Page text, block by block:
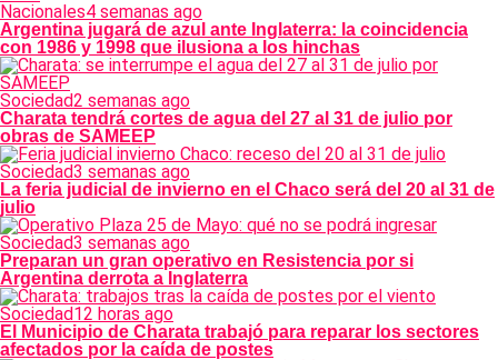
Nacionales4 semanas ago
Argentina jugará de azul ante Inglaterra: la coincidencia
con 1986 y 1998 que ilusiona a los hinchas
Sociedad2 semanas ago
Charata tendrá cortes de agua del 27 al 31 de julio por
obras de SAMEEP
Sociedad3 semanas ago
La feria judicial de invierno en el Chaco será del 20 al 31 de
julio
Sociedad3 semanas ago
Preparan un gran operativo en Resistencia por si
Argentina derrota a Inglaterra
Sociedad12 horas ago
El Municipio de Charata trabajó para reparar los sectores
afectados por la caída de postes